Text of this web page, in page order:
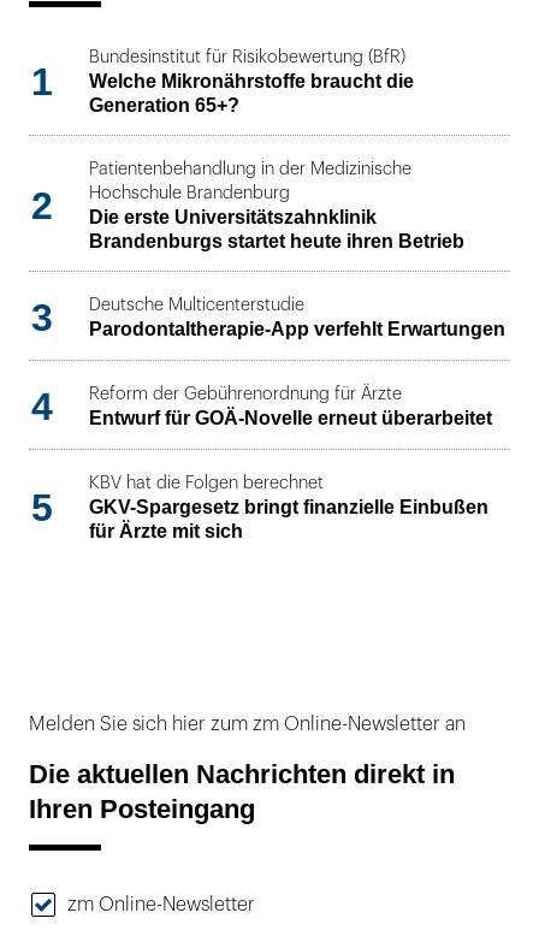
1
Bundesinstitut für Risikobewertung (BfR)
Welche Mikronährstoffe braucht die
Generation 65+?
2
Patientenbehandlung in der Medizinische
Hochschule Brandenburg
Die erste Universitätszahnklinik
Brandenburgs startet heute ihren Betrieb
3 Deutsche Multicenterstudie
Parodontaltherapie-App verfehlt Erwartungen
4 Reform der Gebührenordnung für Ärzte
Entwurf für GOÄ-Novelle erneut überarbeitet
5
KBV hat die Folgen berechnet
GKV-Spargesetz bringt finanzielle Einbußen
für Ärzte mit sich
Melden Sie sich hier zum zm Online-Newsletter an
Die aktuellen Nachrichten direkt in
Ihren Posteingang
zm Online-Newsletter